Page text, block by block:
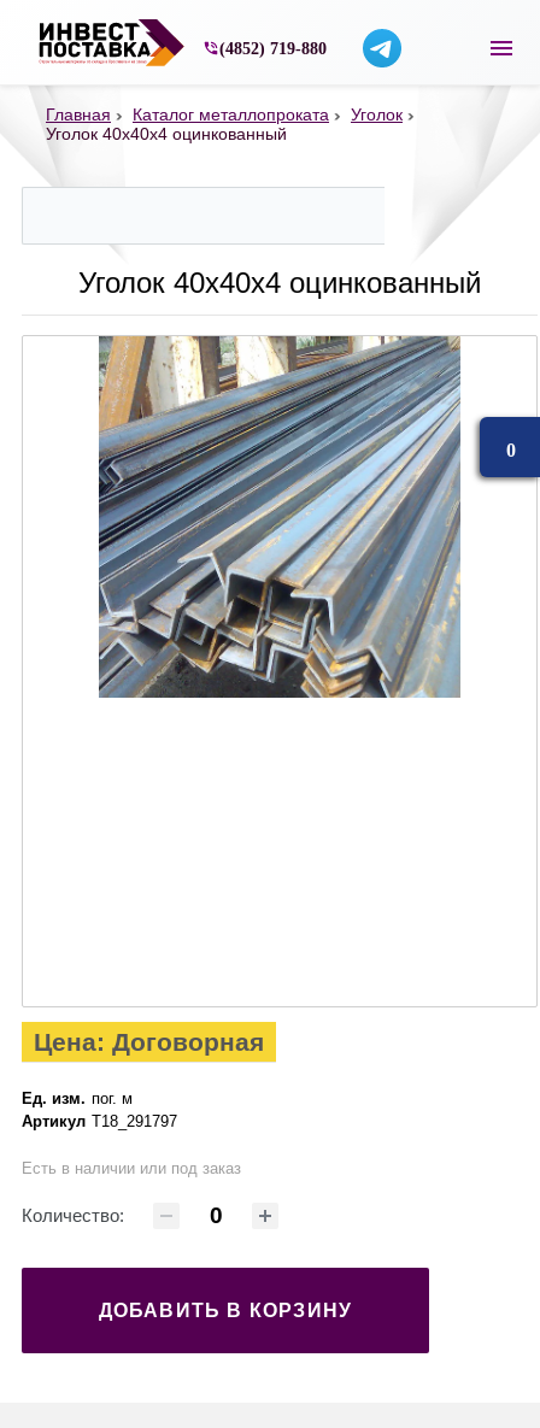
Строительные материалы со склада в
(4852) 719-880
Главная Каталог металлопроката
Уголок
Уголок 40х40х4 оцинкованный
Уголок 40х40х4 оцинкованный
Цена: Договорная
Ед. изм. пог. м
Артикул Т18_291797
Есть в наличии или под заказ
Количество:
ДОБАВИТЬ В КОРЗИНУ
0